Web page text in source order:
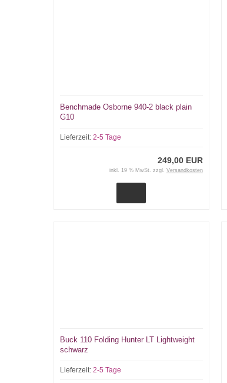
Benchmade Osborne 940-2 black plain
G10
Lieferzeit: 2-5 Tage
249,00 EUR
inkl. 19 % MwSt. zzgl. Versandkosten
Buck 110 Folding Hunter LT Lightweight
schwarz
Lieferzeit: 2-5 Tage